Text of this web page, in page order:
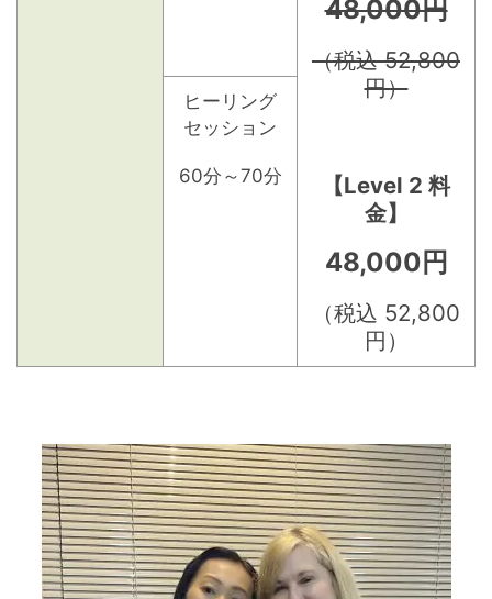
48,000円
（税込 52,800
円）
【Level 2 料
金】
48,000円
（税込 52,800
円）
ヒーリング
セッション
60分～70分